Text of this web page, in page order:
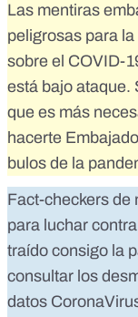
Las mentiras
peligrosas para
sobre el COVID-
está bajo ataque.
que es más
hacerte
bulos de la
Fact-checkers de
para luchar
traído consigo la
consultar los
datos